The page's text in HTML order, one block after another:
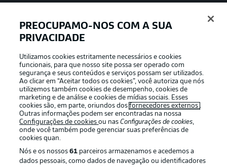
APLICATIVO DA BUNDESLIGA
Oferecido por
PREOCUPAMO-NOS COM A SUA
PRIVACIDADE
Utilizamos cookies estritamente necessários e cookies
funcionais, para que nosso site possa ser operado com
segurança e seus conteúdos e serviços possam ser utilizados.
Ao clicar em “Aceitar todos os cookies”, você autoriza que nós
utilizemos também cookies de desempenho, cookies de
marketing e de análise e cookies de mídias sociais. Esses
cookies são, em parte, oriundos dosfornecedores externos .
Outras informações podem ser encontradas na nossa
Configurações de cookiesou nasConfigurações de cookies,
onde você também pode gerenciar suas preferências de
cookies quan.
Nós e os nossos61 parceiros armazenamos e acedemos a
dados pessoais, como dados de navegação ou identificadores